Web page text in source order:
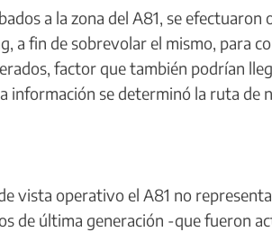
a la zona del A81, se
a fin de sobrevolar el mismo, para
factor que también podrían
información se determinó la ruta de
vista operativo el A81 no
de última generación -que fueron